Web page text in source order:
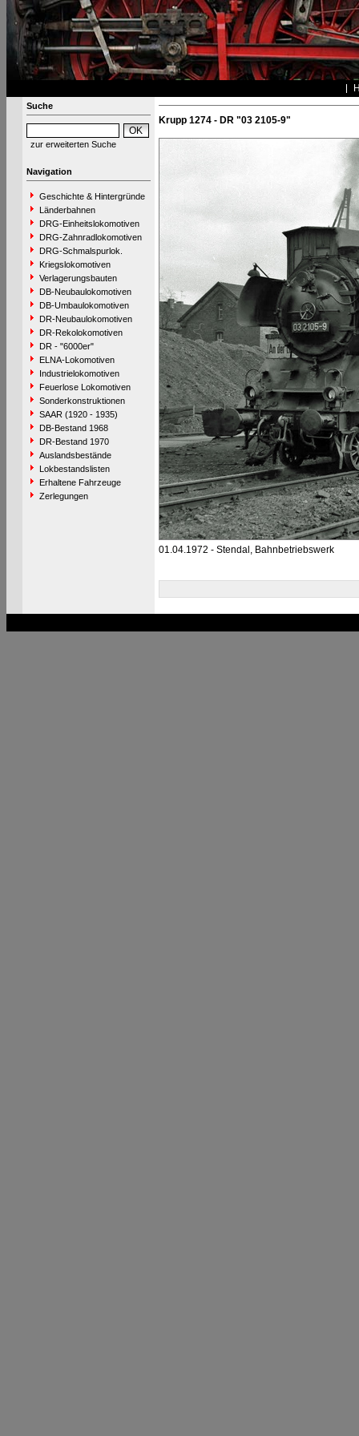
Suche
zur erweiterten Suche
Navigation
Geschichte & Hintergründe
Länderbahnen
DRG-Einheitslokomotiven
DRG-Zahnradlokomotiven
DRG-Schmalspurlok.
Kriegslokomotiven
Verlagerungsbauten
DB-Neubaulokomotiven
DB-Umbaulokomotiven
DR-Neubaulokomotiven
DR-Rekolokomotiven
DR - "6000er"
ELNA-Lokomotiven
Industrielokomotiven
Feuerlose Lokomotiven
Sonderkonstruktionen
SAAR (1920 - 1935)
DB-Bestand 1968
DR-Bestand 1970
Auslandsbestände
Lokbestandslisten
Erhaltene Fahrzeuge
Zerlegungen
Krupp 1274 - DR "03 2105-9"
01.04.1972 - Stendal, Bahnbetriebswerk